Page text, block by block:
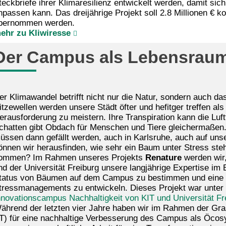
ihrer Klimaresilienz entwickelt werden, damit
kann. Das dreijährige Projekt soll 2.8 Millionen €
werden.
zu Kliwiresse
Campus als
Klimawandel betrifft nicht nur die Natur, sondern auch
werden unsere Städt öfter und hefitger treffen
zu meistern. Ihre Transpiration kann die
gibt Obdach für Menschen und Tiere
dann gefällt werden, auch in Karlsruhe, auch auf
wir herausfinden, wie sehr ein Baum unter Stress
Im Rahmen unseres Projekts Renaturewerden
der Universität Freiburg unsere langjährige Expertise
von Bäumen auf dem Campus zu bestimmen und
zu entwickeln. Dieses Projekt war
Nachhaltigkeit von KIT und Universität
der letzten vier Jahre haben wir im Rahmen der
für eine nachhaltige Verbesserung des Campus als